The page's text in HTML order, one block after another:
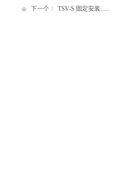
下一个：
TSV-S 固定安装......